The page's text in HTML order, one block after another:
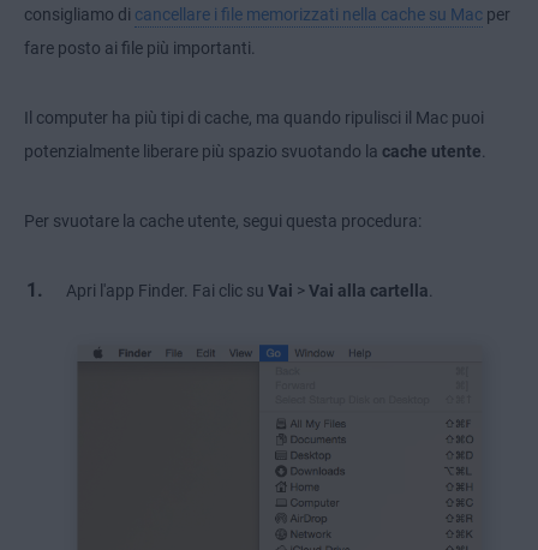
consigliamo di cancellare i file memorizzati nella cache su Mac per
fare posto ai file più importanti.
Il computer ha più tipi di cache, ma quando ripulisci il Mac puoi
potenzialmente liberare più spazio svuotando la cache utente
Per svuotare la cache utente, segui questa procedura:
Apri l'app Finder. Fai clic su Vai > Vai alla cartella